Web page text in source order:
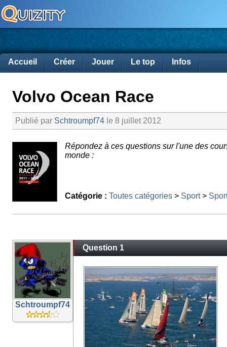
Accueil Créer Jouer Le top Infos
Volvo Ocean Race
Publié par Schtroumpf74 le 8 juillet 2012
Répondez à ces questions sur l'une des
monde :
Catégorie : Toutes catégories > Sport>
Schtroumpf74
Question 1